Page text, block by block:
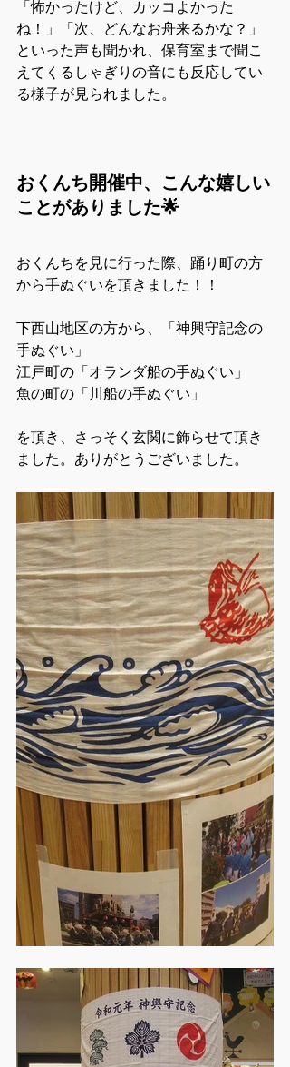
「怖かったけど、カッコよかった
ね！」「次、どんなお舟来るかな？」
といった声も聞かれ、保育室まで聞こ
えてくるしゃぎりの音にも反応してい
る様子が見られました。
おくんち開催中、こんな嬉しい
ことがありました🌟
おくんちを見に行った際、踊り町の方
から手ぬぐいを頂きました！！
下西山地区の方から、「神興守記念の
手ぬぐい」
江戸町の「オランダ船の手ぬぐい」
魚の町の「川船の手ぬぐい」
を頂き、さっそく玄関に飾らせて頂き
ました。ありがとうございました。